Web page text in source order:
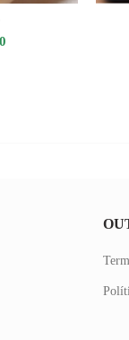
O